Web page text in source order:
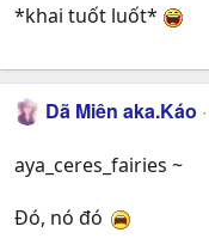
*khai tuốt luốt*
Dã Miên aka.Káo
aya_ceres_fairies ~
Đó, nó đó